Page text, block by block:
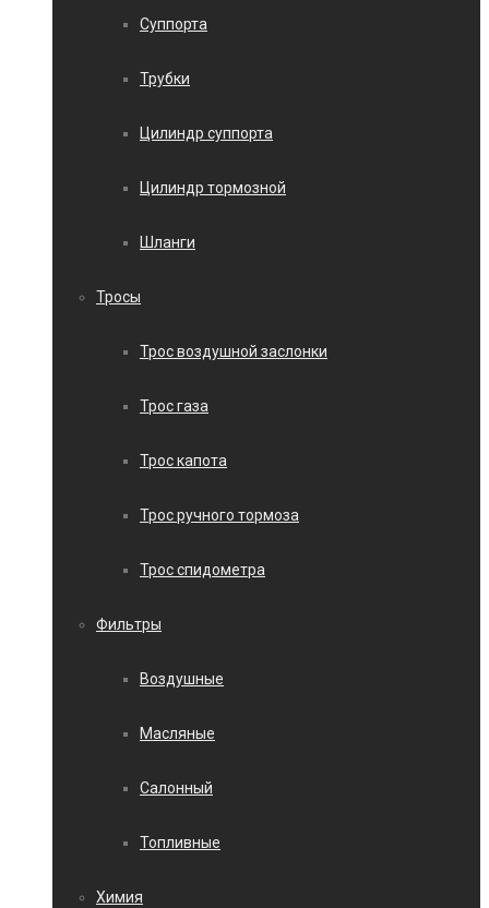
Суппорта
Трубки
Цилиндр суппорта
Цилиндр тормозной
Шланги
Тросы
Трос воздушной заслонки
Трос газа
Трос капота
Трос ручного тормоза
Трос спидометра
Фильтры
Воздушные
Масляные
Салонный
Топливные
Химия